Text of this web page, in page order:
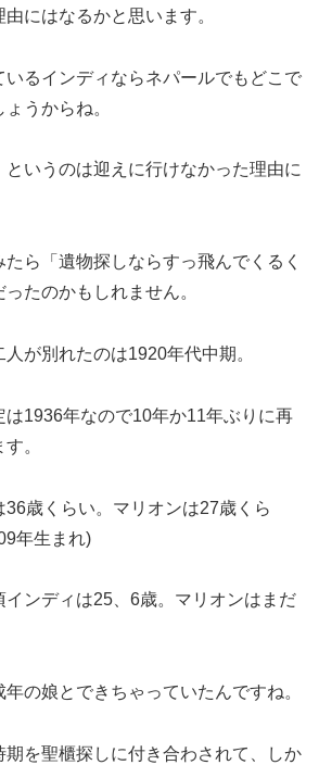
にはなるかと思います。
いるインディならネパールでもどこで
うからね。
というのは迎えに行けなかった理由に
ら「遺物探しならすっ飛んでくるく
たのかもしれません。
が別れたのは1920年代中期。
は1936年なので10年か11年ぶりに再
。
36歳くらい。マリオンは27歳くら
年生まれ)
インディは25、6歳。マリオンはまだ
の娘とできちゃっていたんですね。
期を聖櫃探しに付き合わされて、しか